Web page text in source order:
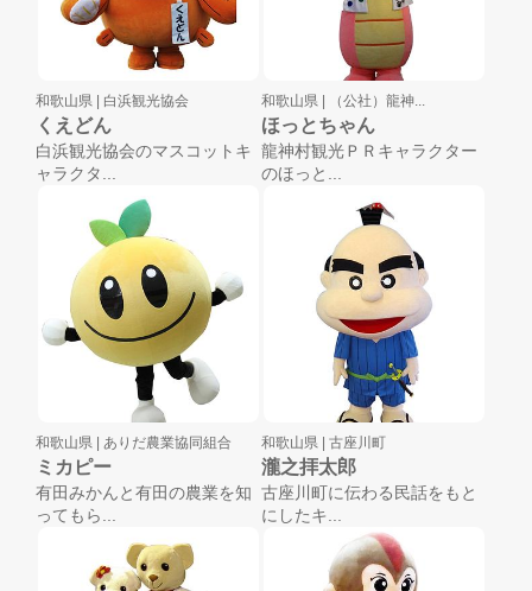
和歌山県 | 白浜観光協会
くえどん
白浜観光協会のマスコットキ
ャラクタ...
和歌山県 | （公社）龍神...
ほっとちゃん
龍神村観光ＰＲキャラクター
のほっと...
和歌山県 | ありだ農業協同組合
ミカピー
有田みかんと有田の農業を知
ってもら...
和歌山県 | 古座川町
瀧之拝太郎
古座川町に伝わる民話をもと
にしたキ...